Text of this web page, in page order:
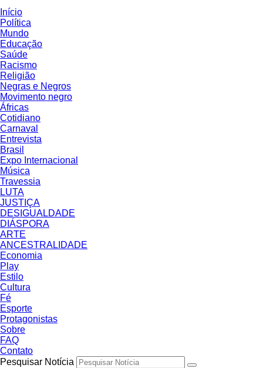
Início
Política
Mundo
Educação
Saúde
Racismo
Religião
Negras e Negros
Movimento negro
Áfricas
Cotidiano
Carnaval
Entrevista
Brasil
Expo Internacional
Música
Travessia
LUTA
JUSTIÇA
DESIGUALDADE
DIÁSPORA
ARTE
ANCESTRALIDADE
Economia
Play
Estilo
Cultura
Fé
Esporte
Protagonistas
Sobre
FAQ
Contato
Pesquisar Notícia